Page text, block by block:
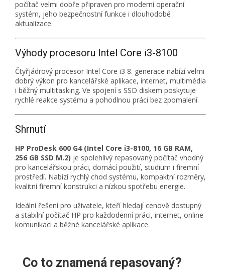
počítač velmi dobře připraven pro moderní operační
systém, jeho bezpečnostní funkce i dlouhodobé
aktualizace.
Výhody procesoru Intel Core i3-8100
Čtyřjádrový procesor Intel Core i3 8. generace nabízí velmi
dobrý výkon pro kancelářské aplikace, internet, multimédia
i běžný multitasking. Ve spojení s SSD diskem poskytuje
rychlé reakce systému a pohodlnou práci bez zpomalení.
Shrnutí
HP ProDesk 600 G4 (Intel Core i3-8100, 16 GB RAM,
256 GB SSD M.2) je spolehlivý repasovaný počítač vhodný
pro kancelářskou práci, domácí použití, studium i firemní
prostředí. Nabízí rychlý chod systému, kompaktní rozměry,
kvalitní firemní konstrukci a nízkou spotřebu energie.
Ideální řešení pro uživatele, kteří hledají cenově dostupný
a stabilní počítač HP pro každodenní práci, internet, online
komunikaci a běžné kancelářské aplikace.
Co to znamená repasovaný?